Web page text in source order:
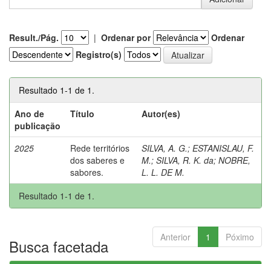
Result./Pág. | Ordenar por
Ordenar
Registro(s)
Resultado 1-1 de 1.
Ano de
publicação
Título Autor(es)
2025
Rede territórios
dos saberes e
sabores.
SILVA, A. G.; ESTANISLAU, F.
M.; SILVA, R. K. da; NOBRE,
L. L. DE M.
Resultado 1-1 de 1.
Anterior 1 Póximo
Busca facetada